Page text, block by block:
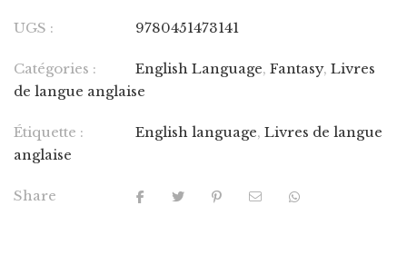
UGS : 9780451473141
Catégories : English Language, Fantasy, Livres
de langue anglaise
Étiquette : English language, Livres de langue
anglaise
Share